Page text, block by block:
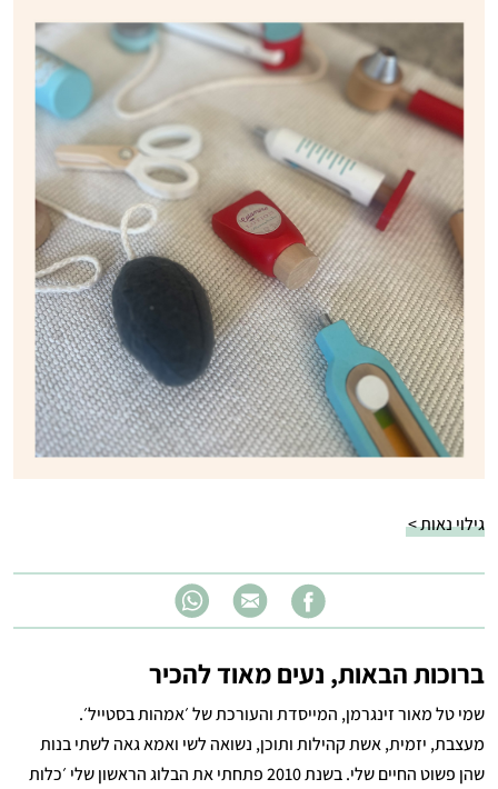
גילוי נאות >
ברוכות הבאות, נעים מאוד להכיר
שמי טל מאור זינגרמן, המייסדת והעורכת של ׳אמהות בסטייל׳.
מעצבת, יזמית, אשת קהילות ותוכן, נשואה לשי ואמא גאה לשתי בנות
שהן פשוט החיים שלי. בשנת 2010 פתחתי את הבלוג הראשון שלי ׳כלות